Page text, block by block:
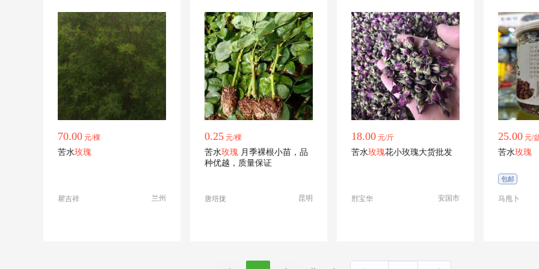
70.00 元/棵
苦水玫瑰
瞿吉祥 兰州
0.25 元/棵
苦水玫瑰 月季裸根小苗，品
种优越，质量保证
唐培拢 昆明
18.00 元/斤
苦水玫瑰花小玫瑰大货批发
邢宝华 安国市
25.00 元/
苦水玫瑰
包邮
马甩卜